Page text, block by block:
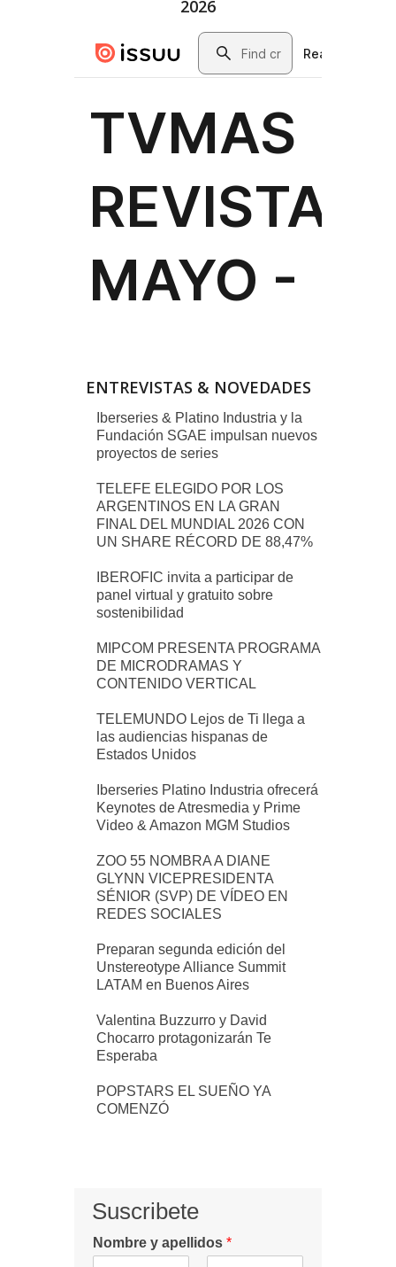
2026
ENTREVISTAS & NOVEDADES
Iberseries & Platino Industria y la
Fundación SGAE impulsan nuevos
proyectos de series
TELEFE ELEGIDO POR LOS
ARGENTINOS EN LA GRAN
FINAL DEL MUNDIAL 2026 CON
UN SHARE RÉCORD DE 88,47%
IBEROFIC invita a participar de
panel virtual y gratuito sobre
sostenibilidad
MIPCOM PRESENTA PROGRAMA
DE MICRODRAMAS Y
CONTENIDO VERTICAL
TELEMUNDO Lejos de Ti llega a
las audiencias hispanas de
Estados Unidos
Iberseries Platino Industria ofrecerá
Keynotes de Atresmedia y Prime
Video & Amazon MGM Studios
ZOO 55 NOMBRA A DIANE
GLYNN VICEPRESIDENTA
SÉNIOR (SVP) DE VÍDEO EN
REDES SOCIALES
Preparan segunda edición del
Unstereotype Alliance Summit
LATAM en Buenos Aires
Valentina Buzzurro y David
Chocarro protagonizarán Te
Esperaba
POPSTARS EL SUEÑO YA
COMENZÓ
Suscribete
Nombre y apellidos *